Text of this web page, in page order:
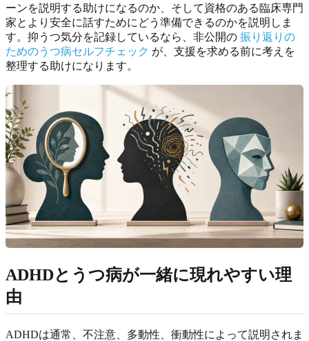
ーンを説明する助けになるのか、そして資格のある臨床専門
家とより安全に話すためにどう準備できるのかを説明しま
す。抑うつ気分を記録しているなら、非公開の 振り返りの
ためのうつ病セルフチェック が、支援を求める前に考えを
整理する助けになります。
ADHDとうつ病が一緒に現れやすい理
由
ADHDは通常、不注意、多動性、衝動性によって説明されま